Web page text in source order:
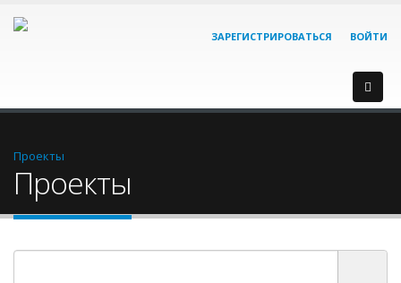
ЗАРЕГИСТРИРОВАТЬСЯ ВОЙТИ
Проекты
Проекты